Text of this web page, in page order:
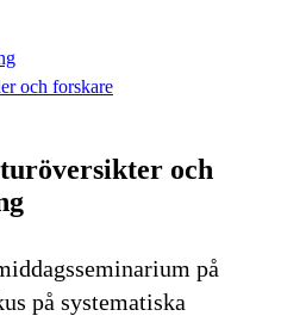
och forskare
och
på
på systematiska